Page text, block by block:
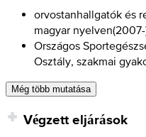
orvostanhallgatók és
magyar nyelven(2007-
Országos
Osztály, szakmai
Még több mutatása
Végzett eljárások